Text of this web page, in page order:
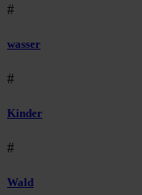
#
wasser
#
Kinder
#
Wald